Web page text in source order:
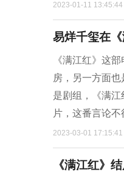
2023-01-11 13:45:44
易烊千玺在
《满江红》这
房，另一方面
是剧组，《满
片，这番言论
2023-03-01 17:15:41
《满江红》